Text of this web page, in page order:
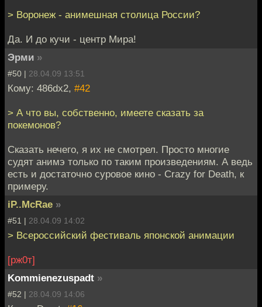
> Воронеж - анимешная столица России?
Да. И до кучи - центр Мира!
Эрми »
#50 | 28.04.09 13:51
Кому: 486dx2, #42
> А что вы, собственно, имеете сказать за
покемонов?
Сказать нечего, я их не смотрел. Просто многие
судят анимэ только по таким произведениям. А ведь
есть и достаточно суровое кино - Crazy for Death, к
примеру.
iP..McRae »
#51 | 28.04.09 14:02
> Всероссийский фестиваль японской анимации
[рж0т]
Kommienezuspadt »
#52 | 28.04.09 14:06